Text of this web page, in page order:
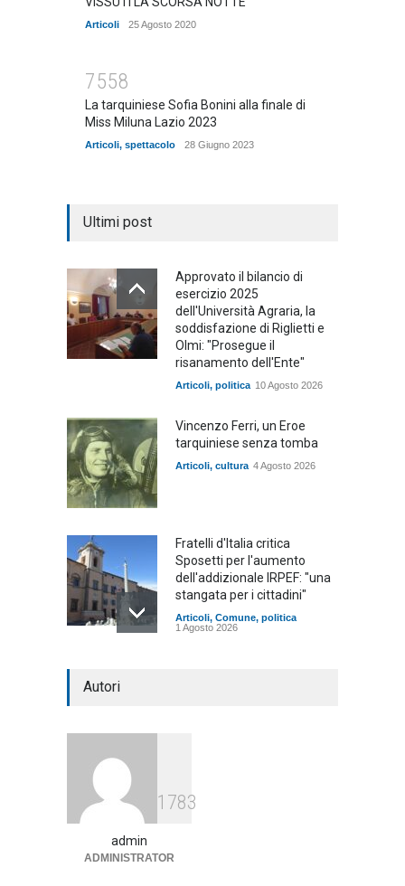
Articoli 25 Agosto 2020
7558
La tarquiniese Sofia Bonini alla finale di
Miss Miluna Lazio 2023
Articoli, spettacolo 28 Giugno 2023
Ultimi post
Approvato il bilancio di
esercizio 2025
dell'Università Agraria, la
soddisfazione di Riglietti e
Olmi: "Prosegue il
risanamento dell'Ente"
Articoli, politica 10 Agosto 2026
Vincenzo Ferri, un Eroe
tarquiniese senza tomba
Articoli, cultura 4 Agosto 2026
Fratelli d'Italia critica
Sposetti per l'aumento
dell'addizionale IRPEF: "una
stangata per i cittadini"
Articoli, Comune, politica
1 Agosto 2026
mezzo insuccesso
Autori
1783
admin
ADMINISTRATOR